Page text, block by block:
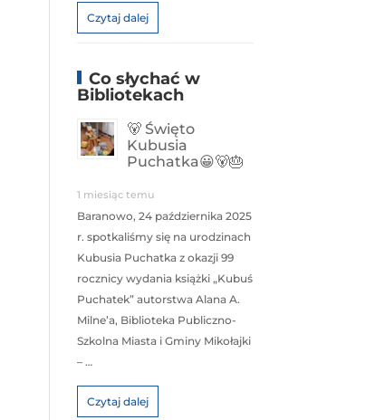
Czytaj dalej
Co słychać w
Bibliotekach
🐻 Święto
Kubusia
Puchatka😀🐻🎂
1 miesiąc temu
Baranowo, 24 października 2025
r. spotkaliśmy się na urodzinach
Kubusia Puchatka z okazji 99
rocznicy wydania książki „Kubuś
Puchatek” autorstwa Alana A.
Milne’a, Biblioteka Publiczno-
Szkolna Miasta i Gminy Mikołajki
– …
Czytaj dalej